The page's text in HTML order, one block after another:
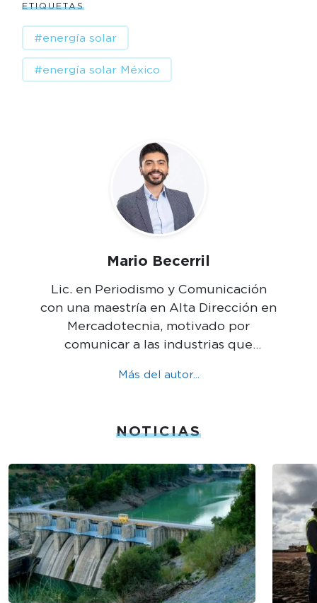
ETIQUETAS
#energía solar
#energía solar México
Mario Becerril
Lic. en Periodismo y Comunicación
con una maestría en Alta Dirección en
Mercadotecnia, motivado por
comunicar a las industrias que
Más del autor...
NOTICIAS